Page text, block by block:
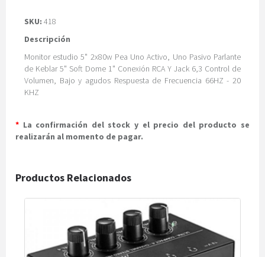
SKU: 418
Descripción
Monitor estudio 5" 2x80w Pea Uno Activo, Uno Pasivo Parlante
de Keblar 5" Soft Dome 1" Conexión RCA Y Jack 6,3 Control de
Volumen, Bajo y agudos Respuesta de Frecuencia 66HZ - 20
KHZ
* La confirmación del stock y el precio del producto se
realizarán al momento de pagar.
Productos Relacionados